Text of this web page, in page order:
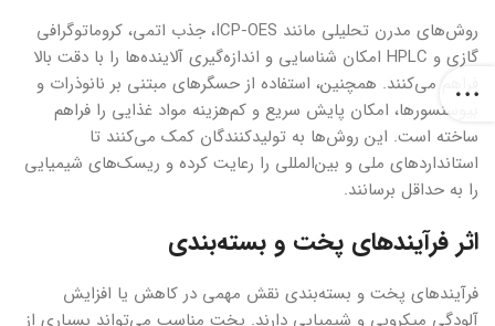
روش‌های مدرن تحلیلی مانند ICP-OES، جذب اتمی، کروماتوگرافی
گازی و HPLC امکان شناسایی و اندازه‌گیری آلاینده‌ها را با دقت بالا
فراهم می‌کنند. همچنین، استفاده از حسگرهای مبتنی بر نانوذرات و
بیوسنسورها، امکان پایش سریع و کم‌هزینه مواد غذایی را فراهم
ساخته است. این روش‌ها به تولیدکنندگان کمک می‌کنند تا
استانداردهای ملی و بین‌المللی را رعایت کرده و ریسک‌های شیمیایی
را به حداقل برسانند.
اثر فرآیندهای پخت و بسته‌بندی
فرآیندهای پخت و بسته‌بندی نقش مهمی در کاهش یا افزایش
آلودگی میکروبی و شیمیایی دارند. پخت مناسب می‌تواند بسیاری از